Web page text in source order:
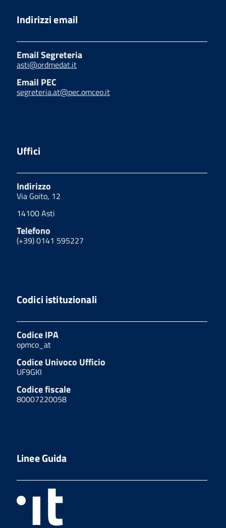
Indirizzi email
Email Segreteria
asti@ordmedat.it
Email PEC
segreteria.at@pec.omceo.it
Uffici
Indirizzo
Via Goito, 12
14100 Asti
Telefono
(+39) 0141 595227
Codici istituzionali
Codice IPA
opmco_at
Codice Univoco Ufficio
UF9GKI
Codice fiscale
80007220058
Linee Guida